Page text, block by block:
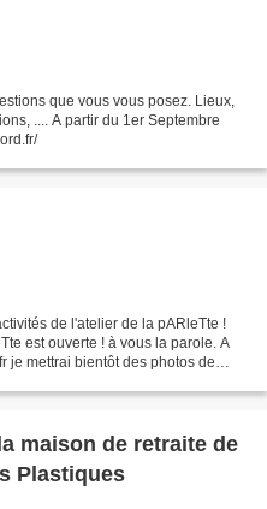
que vous vous posez. Lieux,
.... A partir du 1er Septembre
de l'atelier de la pARleTte !
est ouverte ! à vous la parole. A
je mettrai bientôt des photos de
maison de retraite de
Plastiques